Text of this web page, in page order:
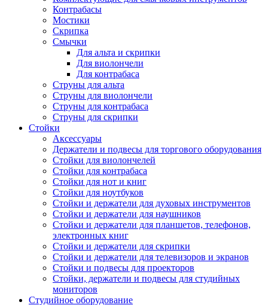
Контрабасы
Мостики
Скрипка
Смычки
Для альта и скрипки
Для виолончели
Для контрабаса
Струны для альта
Струны для виолончели
Струны для контрабаса
Струны для скрипки
Стойки
Аксессуары
Держатели и подвесы для торгового оборудования
Стойки для виолончелей
Стойки для контрабаса
Стойки для нот и книг
Стойки для ноутбуков
Стойки и держатели для духовых инструментов
Стойки и держатели для наушников
Стойки и держатели для планшетов, телефонов,
электронных книг
Стойки и держатели для скрипки
Стойки и держатели для телевизоров и экранов
Стойки и подвесы для проекторов
Стойки, держатели и подвесы для студийных
мониторов
Студийное оборудование